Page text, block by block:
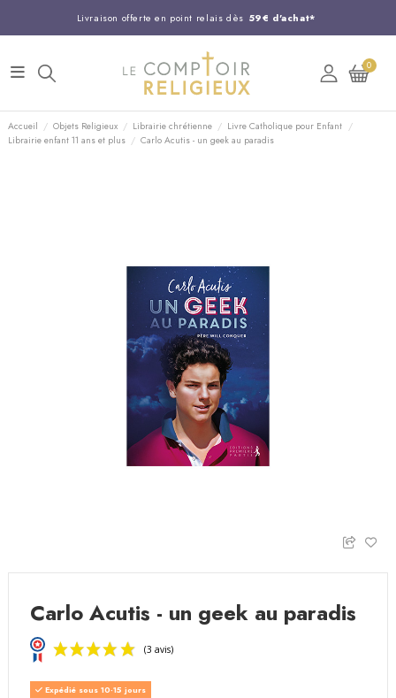
Livraison offerte en point relais dès 59€ d'achat*
Entreprise Française familiale
Support client disponible au 03 20 24 74 15
Commandez avant 14H, expédition le jour même !
0
Accueil Objets Religieux Librairie chrétienne
Livre Catholique pour Enfant
Librairie enfant 11 ans et plus
Carlo Acutis - un geek au paradis
Carlo Acutis - un geek au paradis
Expédié sous 10-15 jours